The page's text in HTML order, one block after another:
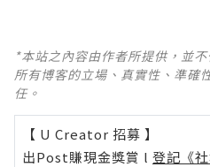
*本站之內容由作者所提供，並
所有博客的立場、真實性、準確
任。
【 U Creator 招募 】
出Post賺現金獎賞 l 登記《